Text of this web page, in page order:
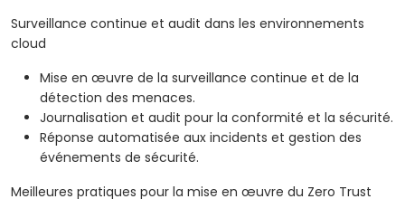
Surveillance continue et audit dans les environnements
cloud
Mise en œuvre de la surveillance continue et de la
détection des menaces.
Journalisation et audit pour la conformité et la sécurité.
Réponse automatisée aux incidents et gestion des
événements de sécurité.
Meilleures pratiques pour la mise en œuvre du Zero Trust